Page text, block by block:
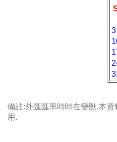
3
備註:外匯匯率時時在變動,本
用.